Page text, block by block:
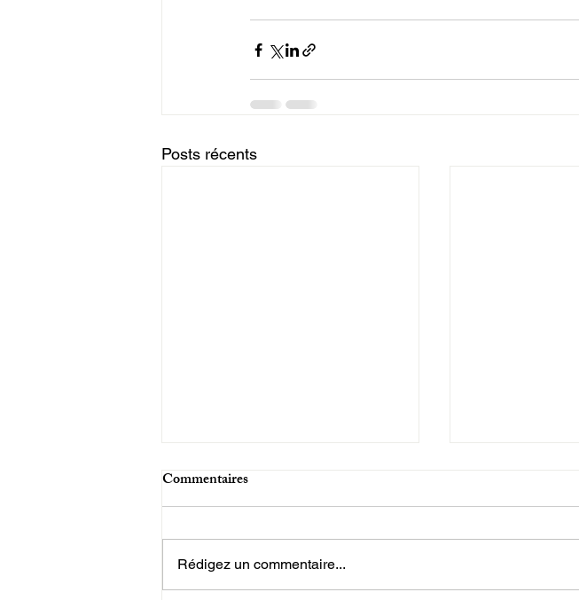
Posts récents
Commentaires
Rédigez un commentaire...